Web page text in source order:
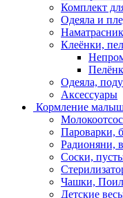
Комплект
Одеяла и
Клеёнки,
Одеяла,
Аксессуары
Кормление
Пароварки,
Радионяни,
Соски,
Чашки,
Детские